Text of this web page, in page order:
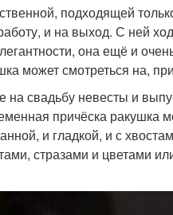
подходящей
и на выход. С ней
она ещё и
может смотреться на,
свадьбу невесты и
причёска ракушка
и гладкой, и с
стразами и цветами